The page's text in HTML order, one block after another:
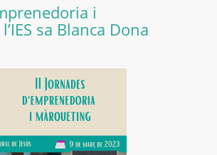
i
sa Blanca Dona